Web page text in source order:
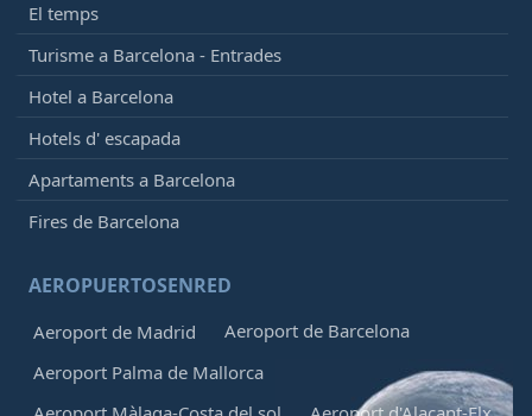
El temps
Turisme a Barcelona - Entrades
Hotel a Barcelona
Hotels d' escapada
Apartaments a Barcelona
Fires de Barcelona
AEROPUERTOSENRED
Aeroport de Madrid
Aeroport de Barcelona
Aeroport Palma de Mallorca